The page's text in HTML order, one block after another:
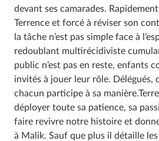
devant ses camarades.
Terrence et forcé à réviser son
la tâche n’est pas simple face à
redoublant multirécidiviste
public n’est pas en reste, enfants
invités à jouer leur rôle. Délégués,
chacun participe à sa manière.
déployer toute sa patience, sa
faire revivre notre histoire et
à Malik. Sauf que plus il détaille